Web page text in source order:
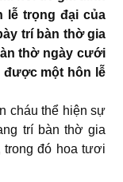
lễ trọng đại của
trí bàn thờ gia
thờ ngày cưới
một hôn lễ
cháu thể hiện sự
trí bàn thờ gia
trong đó hoa tươi